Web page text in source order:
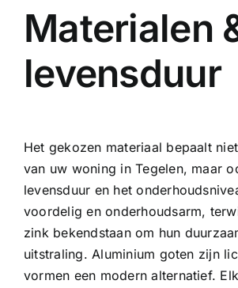
Materialen
levensduur
Het gekozen materiaal bepaalt
van uw woning in Tegelen, maar
levensduur en het
voordelig en onderhoudsarm,
zink bekendstaan om hun
uitstraling.Aluminium goten zijn
vormen een modern alternatief.